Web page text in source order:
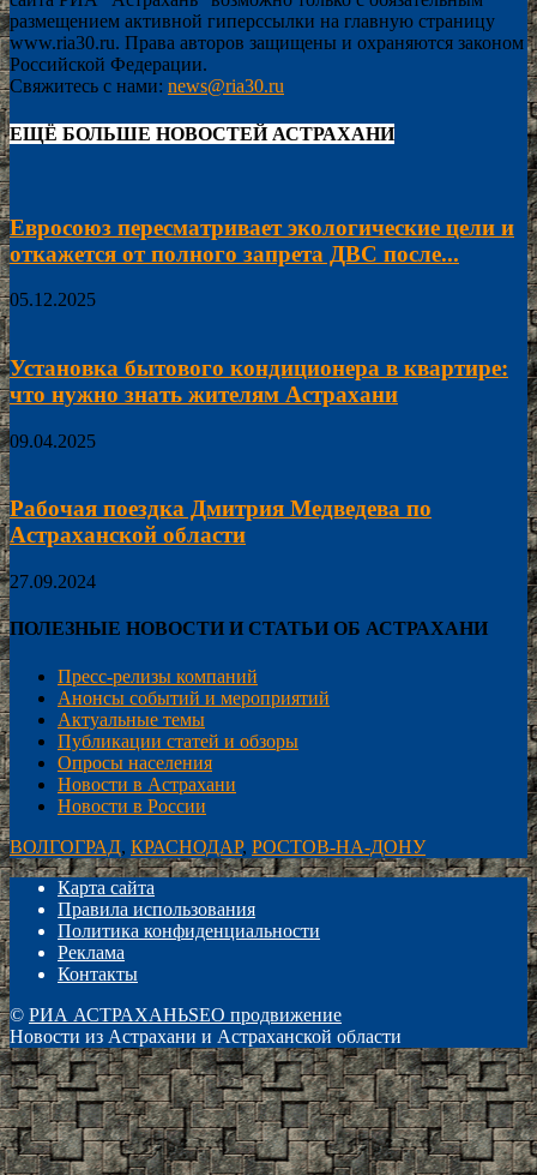
размещением активной гиперссылки на главную страницу
www.ria30.ru. Права авторов защищены и охраняются законом
Российской Федерации.
Свяжитесь с нами: news@ria30.ru
ЕЩЁ БОЛЬШЕ НОВОСТЕЙ АСТРАХАНИ
Евросоюз пересматривает экологические цели и
откажется от полного запрета ДВС после...
05.12.2025
Установка бытового кондиционера в квартире:
что нужно знать жителям Астрахани
09.04.2025
Рабочая поездка Дмитрия Медведева по
Астраханской области
27.09.2024
ПОЛЕЗНЫЕ НОВОСТИ И СТАТЬИ ОБ АСТРАХАНИ
Пресс-релизы компаний
Анонсы событий и мероприятий
Актуальные темы
Публикации статей и обзоры
Опросы населения
Новости в Астрахани
Новости в России
ВОЛГОГРАД, КРАСНОДАР, РОСТОВ-НА-ДОНУ
Карта сайта
Правила использования
Политика конфиденциальности
Реклама
Контакты
© РИА АСТРАХАНЬSEO продвижение
Новости из Астрахани и Астраханской области